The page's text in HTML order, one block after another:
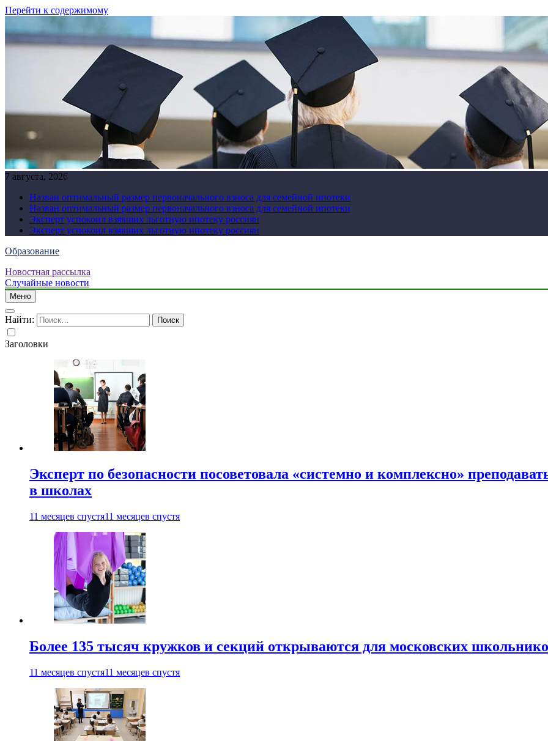
Перейти к содержимому
7 августа, 2026
Назван оптимальный размер первоначального взноса для семейной ипотеки
Назван оптимальный размер первоначального взноса для семейной ипотеки
Эксперт успокоил взявших льготную ипотеку россиян
Эксперт успокоил взявших льготную ипотеку россиян
Образование
Новостная рассылка
Случайные новости
Меню
Найти:
Заголовки
Эксперт по безопасности посоветовала «системно и комплексно»
в школах
11 месяцев спустя11 месяцев спустя
Более 135 тысяч кружков и секций открываются для московских
11 месяцев спустя11 месяцев спустя